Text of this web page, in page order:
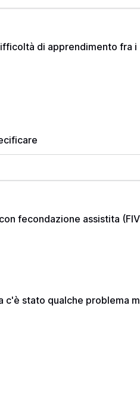
di apprendimento fra
fecondazione assistita
c'è stato qualche problema